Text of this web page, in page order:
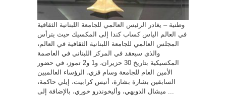
وطنية – يغادر الرئيس العالمي للجامعة اللبنانية الثقافية
في العالم الياس كساب كندا إلى المكسيك حيث يترأس
المجلس العالمي للجامعة اللبنانية الثقافية في العالم،
والذي سيعقد في المركز اللبناني في العاصمة
المكسيكية بتاريخ 30 حزيران، و1 و2 تموز، في حضور
الأمين العام للجامعة وسام قزي، الرؤساء العالميين
السابقين بشارة بشارة، أنيس كرابيت، إيلي حاكمة،
ميشال الدويهي، وأليخوندرو خوري، بالإضافة إلى ...